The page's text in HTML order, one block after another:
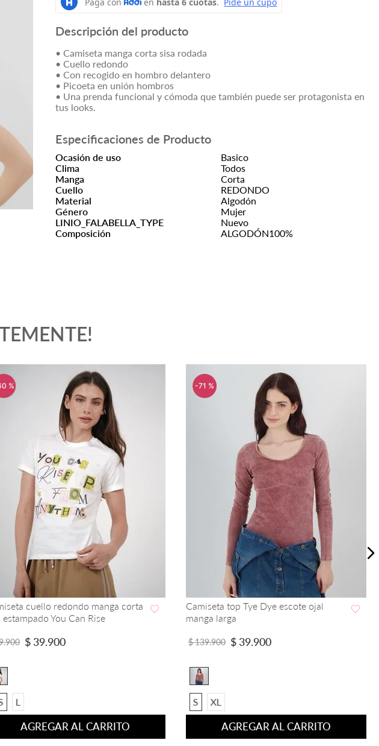
Descripción del producto
• Camiseta manga corta sisa rodada
• Cuello redondo
• Con recogido en hombro delantero
• Picoeta en unión hombros
• Una prenda funcional y cómoda que también puede ser protagonista en
tus looks.
Especificaciones de Producto
Ocasión de uso
Basico
Clima
Todos
Manga
Corta
Cuello
REDONDO
Material
Algodón
Género
Mujer
LINIO_FALABELLA_TYPE
Nuevo
Composición
ALGODÓN100%
%
cuello redondo manga corta
estampado You Can Rise
.900 $ 39.900
L
AGREGAR AL CARRITO
-71 %
Camiseta top Tye Dye escote ojal
manga larga
$139.900 $ 39.900
S XL
AGREGAR AL CARRITO